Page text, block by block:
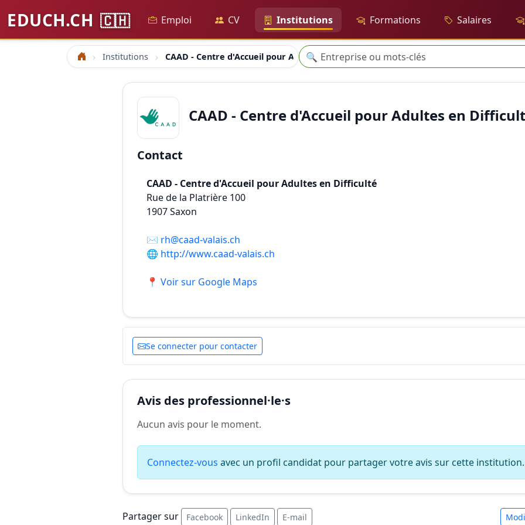
EDUCH.CH 🇨🇭 Emploi CV Institutions Formations Salaires
Accueil Institutions CAAD - Centre d'Accueil pour Adultes en Difficulté
Recherche
🔍
CAAD - Centre d'Accueil pour Adultes en
Contact
CAAD - Centre d'Accueil pour Adultes en Difficulté
Rue de la Platrière 100
1907Saxon
✉️ rh@caad-valais.ch
🌐 http://www.caad-valais.ch
📍 Voir sur Google Maps
Se connecter pour contacter
Avis des professionnel·le·s
Aucun avis pour le moment.
Connectez-vous avec un profil candidat pour partager votre avis sur cette institution.
Partager sur Facebook LinkedIn E-mail